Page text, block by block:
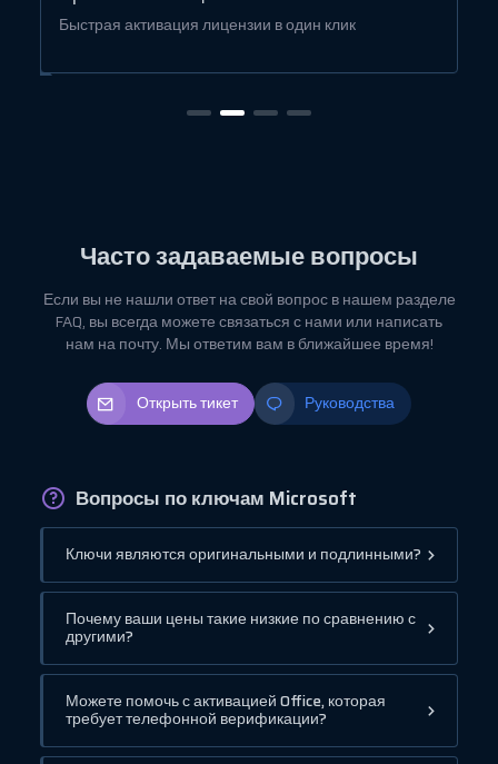
Быстрая активация лицензии в один клик
Часто задаваемые вопросы
Если вы не нашли ответ на свой вопрос в нашем разделе
FAQ, вы всегда можете связаться с нами или написать
нам на почту. Мы ответим вам в ближайшее время!
Открыть тикет Руководства
Вопросы по ключам Microsoft
Ключи являются оригинальными и подлинными?
Почему ваши цены такие низкие по сравнению с
другими?
Можете помочь с активацией Office, которая
требует телефонной верификации?